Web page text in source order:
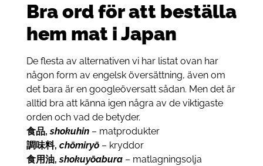
Bra ord för att beställa
hem mat i Japan
De flesta av alternativen vi har listat ovan har
någon form av engelsk översättning, även om
det bara är en googleöversatt sådan. Men det är
alltid bra att känna igen några av de viktigaste
orden och vad de betyder.
食品,shokuhin– matprodukter
調味料, chōmiryō– kryddor
食用油,shokuyōabura– matlagningsolja